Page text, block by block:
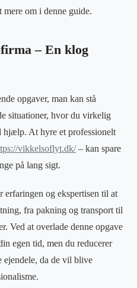
om i denne guide.
– En klog
opgaver, man kan stå
situationer, hvor du virkelig
hjælp. At hyre et professionelt
vikkelsoflyt.dk/– kan spare
på lang sigt.
erfaringen og ekspertisen til at
fra pakning og transport til
Ved at overlade denne opgave
egen tid, men du reducerer
ejendele, da de vil blive